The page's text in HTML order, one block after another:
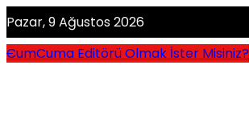
Pazar, 9 Ağustos 2026
CumCuma Editörü Olmak İster Misiniz?